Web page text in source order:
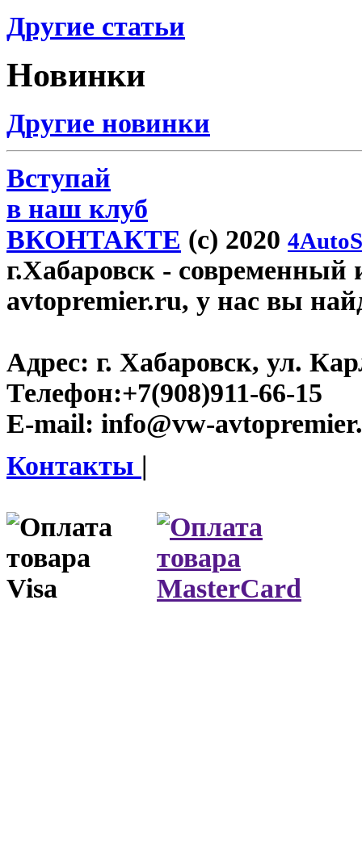
Другие статьи
Новинки
Другие новинки
Вступай
в наш клуб
ВКОНТАКТЕ (c) 2020
г.Хабаровск - современный
avtopremier.ru, у нас вы
Адрес: г. Хабаровск, ул.
Телефон:+7(908)911-66-15
E-mail: info@vw-
Контакты |